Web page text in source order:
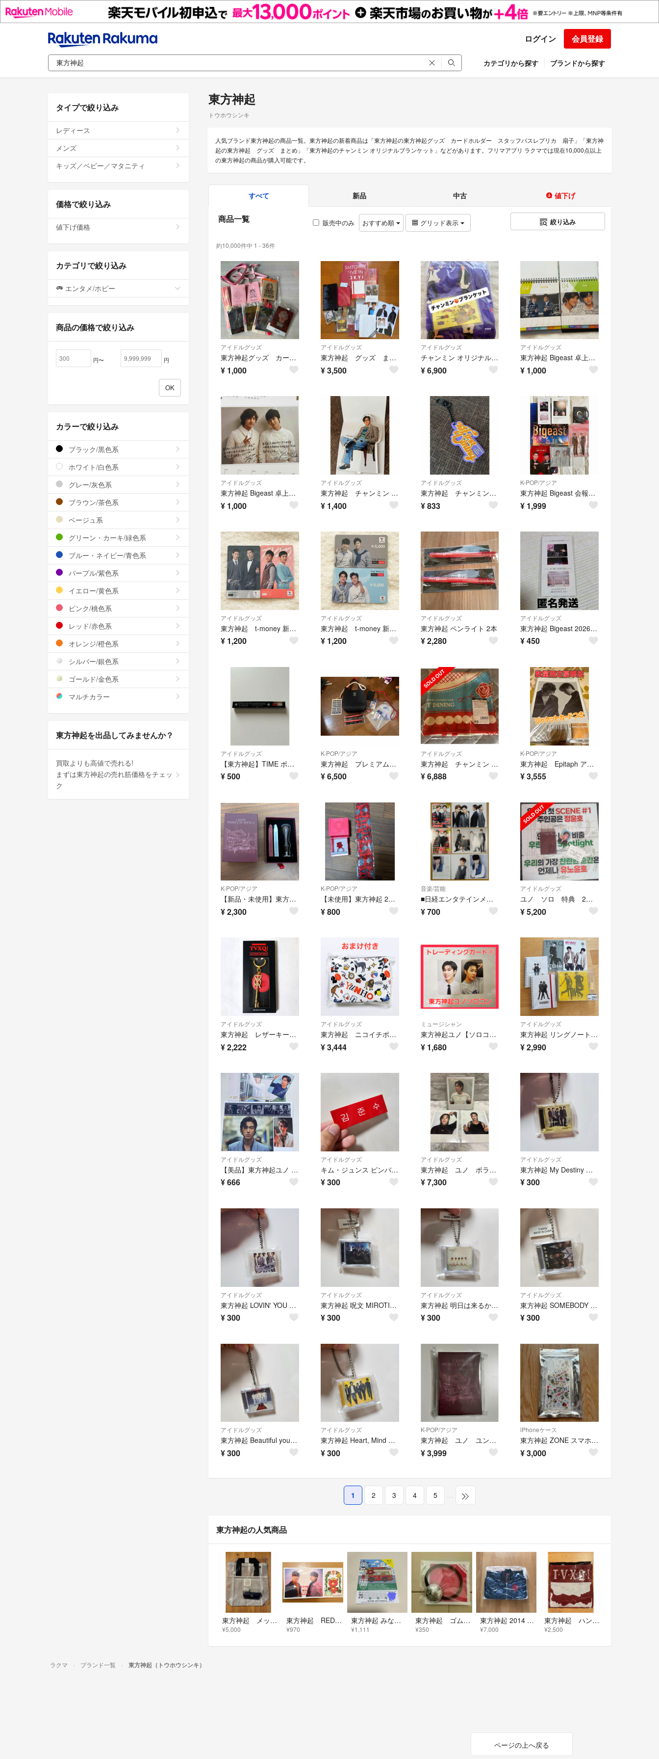
ログイン 会員登録
カテゴリから探す ブランドから探す
東方神起
トウホウシンキ
人気ブランド東方神起の商品一覧。東方神起の新着商品は「東方神起の東方神起グッズ カードホルダー スタッフパスレプリカ 扇子」「東方神
起の東方神起 グッズ まとめ」「東方神起のチャンミン オリジナルブランケット」などがあります。フリマアプリ ラクマでは現在10,000点以上
の東方神起の商品が購入可能です。
すべて 新品 中古 値下げ
商品一覧 販売中のみ おすすめ順 グリッド表示 絞り込み
約10,000件中 1 - 36件
アイドルグッズ
東方神起グッズ カードホルダー スタッフパスレプリカ 扇子
¥ 1,000
アイドルグッズ
東方神起 グッズ まとめ
¥3,500
アイドルグッズ
チャンミン オリジナルブランケット
¥6,900
アイドルグッズ
東方神起 Bigeast 卓上週めくりカレンダー 2冊セット
¥ 1,000
アイドルグッズ
東方神起 Bigeast 卓上週めくりカレンダー 2冊セット
¥ 1,000
アイドルグッズ
東方神起 チャンミン ソロコン グッズ アクリルスタンド
¥ 1,400
アイドルグッズ
東方神起 チャンミン ソロコン 会場限定 ラバーキーホルダー 広島
¥833
K-POP/アジア
東方神起 Bigeast 会報誌 2026 SUMMER
¥ 1,999
アイドルグッズ
東方神起 t-money 新羅免税店 2枚セット
¥ 1,200
アイドルグッズ
東方神起 t-money 新羅免税店 2枚セット
¥ 1,200
アイドルグッズ
東方神起 ペンライト 2本
¥2,280
アイドルグッズ
東方神起 Bigeast 2026 SUMMER 2Way Photo Card
¥450
アイドルグッズ
【東方神起】TIME ボールペン
¥500
K-POP/アジア
東方神起 プレミアムシート グッズセット
¥6,500
アイドルグッズ
東方神起 チャンミン ソロコン The First Dining スカーフ
¥6,888
K-POP/アジア
東方神起 Epitaph アルバム 数量限定豪華盤 CD+写真集+グッズ
¥3,555
K-POP/アジア
【新品・未使用】東方神起 ユノ ソウルソロコン VIP席特典 シーリングワックス
¥2,300
K-POP/アジア
【未使用】東方神起 2017 プレミアムシート限定グッズ
¥800
音楽/芸能
■日経エンタテインメント！2014,2015 東方神起 切り抜き 30ページ程度
¥700
アイドルグッズ
ユノ ソロ 特典 2セット
¥5,200
アイドルグッズ
東方神起 レザーキーリング #2 ☆
¥2,222
アイドルグッズ
東方神起 ニコイチポーチ おまけ付き ☆
¥3,444
ミュージシャン
東方神起ユノ【ソロコン トレカ２枚組】
¥ 1,680
アイドルグッズ
東方神起 リングノート7冊セット(新品未開封品)
¥2,990
アイドルグッズ
【美品】東方神起ユノ トレカセット
¥666
アイドルグッズ
キム・ジュンス ピンバッジ
¥300
アイドルグッズ
東方神起 ユノ ポラロイド
¥7,300
アイドルグッズ
東方神起 My Destiny キーホルダー
¥300
アイドルグッズ
東方神起 LOVIN' YOU キーホルダー
¥300
アイドルグッズ
東方神起 呪文 MIROTIC キーホルダー
¥300
アイドルグッズ
東方神起 明日は来るから キーホルダー
¥300
アイドルグッズ
東方神起 SOMEBODY TO LOVE キーホルダー
¥300
アイドルグッズ
東方神起 Beautiful you / 千年恋歌 キーホルダー
¥300
アイドルグッズ
東方神起 Heart, Mind and Soul キーホルダー
¥300
K-POP/アジア
東方神起 ユノ ユンホ ソウルコン vip席入場特典
¥3,999
iPhoneケース
東方神起 ZONE スマホケース iPhone16
¥3,000
1 2 3 4 5 …
東方神起の人気商品
東方神起 メッシュトートバック•メガネケースセット
¥5,000
東方神起 RED OCEAN シール ステッカー 横浜 元町 中華街
¥970
東方神起 みなとぶらりチケット
¥1,111
東方神起 ゴムバンド2014 THE MISSION
¥350
東方神起 2014 TREE☆リバーシブル MA1☆ブルゾン【新品未使用】
¥7,000
東方神起 ハンドタオルセット（TVXQ!）
¥2,500
タイプで絞り込み
レディース
メンズ
キッズ／ベビー／マタニティ
価格で絞り込み
値下げ価格
カテゴリで絞り込み
エンタメ/ホビー
商品の価格で絞り込み
円〜 円
カラーで絞り込み
ブラック/黒色系
ホワイト/白色系
グレー/灰色系
ブラウン/茶色系
ベージュ系
グリーン・カーキ/緑色系
ブルー・ネイビー/青色系
パープル/紫色系
イエロー/黄色系
ピンク/桃色系
レッド/赤色系
オレンジ/橙色系
シルバー/銀色系
ゴールド/金色系
マルチカラー
東方神起を出品してみませんか？
買取よりも高値で売れる!
まずは東方神起の売れ筋価格をチェッ
ク
ラクマ ブランド一覧 東方神起（トウホウシンキ）
ページの上へ戻る